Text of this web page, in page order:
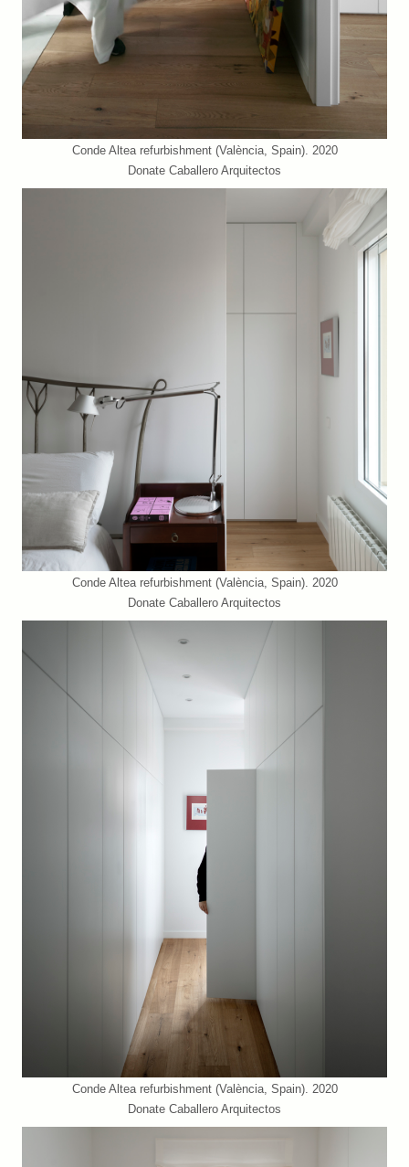
Conde Altea refurbishment (València, Spain). 2020
Donate Caballero Arquitectos
Conde Altea refurbishment (València, Spain). 2020
Donate Caballero Arquitectos
Conde Altea refurbishment (València, Spain). 2020
Donate Caballero Arquitectos